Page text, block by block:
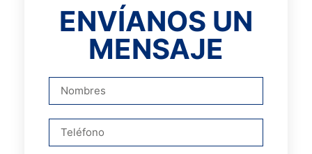
ENVÍANOS UN
MENSAJE